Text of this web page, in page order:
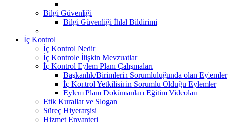
Bilgi Güvenliği
Bilgi Güvenliği İhlal Bildirimi
İç Kontrol
İç Kontrol Nedir
İç Kontrole İlişkin Mevzuatlar
İç Kontrol Eylem Planı Çalışmaları
Başkanlık/Birimlerin Sorumluluğunda olan Eylemler
İç Kontrol Yetkilisinin Sorumlu Olduğu Eylemler
Eylem Planı Dokümanları Eğitim Videoları
Etik Kurallar ve Slogan
Süreç Hiyerarşisi
Hizmet Envanteri